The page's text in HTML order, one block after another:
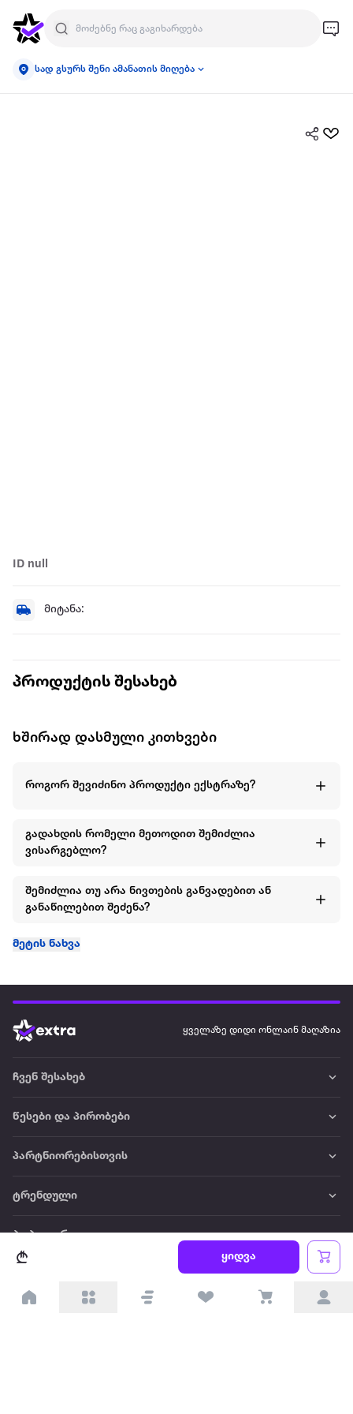
სად გსურს შენი ამანათის მიღება
ID null
მიტანა:
ყიდვა
პროდუქტის შესახებ
ხშირად დასმული კითხვები
როგორ შევიძინო პროდუქტი ექსტრაზე?
გადახდის რომელი მეთოდით შემიძლია
ვისარგებლო?
შემიძლია თუ არა ნივთების განვადებით ან
განაწილებით შეძენა?
მეტის ნახვა
ყველაზე დიდი ონლაინ მაღაზია
ჩვენ შესახებ
წესები და პირობები
პარტნიორებისთვის
ტრენდული
პოპულარული